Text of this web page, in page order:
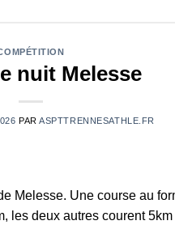
nuit Melesse
PARASPTTRENNESATHLE.FR
Melesse. Une course au
les deux autres courent